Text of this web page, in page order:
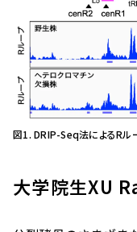
図1. DRIP-Seq法によるRル
大学院生XU